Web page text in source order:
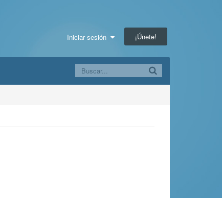
Iniciar sesión ¡Únete!